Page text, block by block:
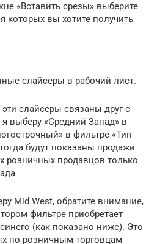
«Вставить срезы» выберите
которых вы хотите получить
слайсеры в рабочий лист.
слайсеры связаны друг с
выберу «Средний Запад» в
в фильтре «Тип
будут показаны продажи
розничных продавцов только
Mid West, обратите внимание,
фильтре приобретает
(как показано ниже). Это
по розничным торговцам